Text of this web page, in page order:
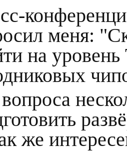
меня:
на уровень
же